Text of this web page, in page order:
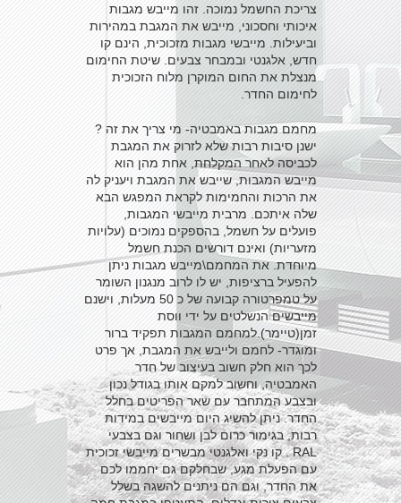
צריכת החשמל נמוכה. זהו מייבש מגבות
איכותי וחסכוני, מייבש את המגבת במהירות
וביעילות. מייבשי מגבות מזכוכית, הינם קו
חדש, אלגנטי ובמבחר צבעים. שיטת החימום
מנצלת את החום המוקרן מלוח הזכוכית
לחימום החדר.
מחמם מגבות באמבטיה- מי צריך את זה ?
ישנן סיבות רבות שלא לזרוק את המגבת
לכביסה לאחר המקלחת, אחת מהן הוא
מייבש המגבות, שייבש את המגבת ויעניק לה
את הרכות והחמימות לקראת המפגש הבא
שלה איתכם. מרבית מייבשי המגבות,
פועלים על חשמל, בהספקים נמוכים (עלויות
מזעריות) ואינם דורשים הכנת חשמל
מיוחדת. את המחמם\מייבש מגבות ניתן
להפעיל ברציפות, יש לו לרוב מנגנון השומר
על טמפרטורה קבועה של כ 50 מעלות, וישנם
מייבשים הנשלטים על ידי ווסת
זמן(טיימר).למחמם המגבות תפקיד ברור
ומוגדר- לחמם ולייבש את המגבת, אך פרט
לכך הוא חלק חשוב בעיצוב של חדר
האמבטיה, וחשוב למקם אותו בגודל נכון
ובצבע המתחבר עם שאר הפריטים בחלל
החדר. ניתן להשיג היום מייבשים במידות
רבות, בגימור כרום לבן ושחור וגם בצבעי
RAL . קו נקי ואלגנטי מבשרים מייבשי זכוכית
עם הפעלת מגע, שבחלקם גם יחממו לכם
את החדר, וגם הם ניתנים להשגה בשלל